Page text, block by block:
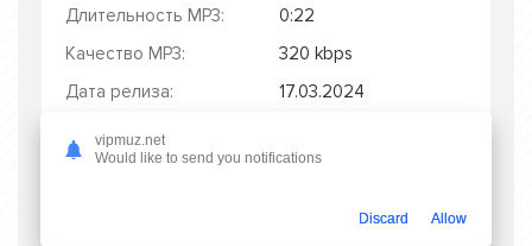
Длительность MP3:
0:22
Качество MP3:
320 kbps
Дата релиза:
17.03.2024
vipmuz.net
Would like to send you notifications
Discard Allow